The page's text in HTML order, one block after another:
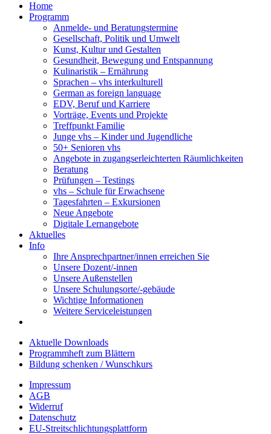
Home
Programm
Anmelde- und Beratungstermine
Gesellschaft, Politik und Umwelt
Kunst, Kultur und Gestalten
Gesundheit, Bewegung und Entspannung
Kulinaristik – Ernährung
Sprachen – vhs interkulturell
German as foreign language
EDV, Beruf und Karriere
Vorträge, Events und Projekte
Treffpunkt Familie
Junge vhs – Kinder und Jugendliche
50+ Senioren vhs
Angebote in zugangserleichterten Räumlichkeiten
Beratung
Prüfungen – Testings
vhs – Schule für Erwachsene
Tagesfahrten – Exkursionen
Neue Angebote
Digitale Lernangebote
Aktuelles
Info
Ihre Ansprechpartner/innen erreichen Sie
Unsere Dozent/-innen
Unsere Außenstellen
Unsere Schulungsorte/-gebäude
Wichtige Informationen
Weitere Serviceleistungen
Aktuelle Downloads
Programmheft zum Blättern
Bildung schenken / Wunschkurs
Impressum
AGB
Widerruf
Datenschutz
EU-Streitschlichtungsplattform